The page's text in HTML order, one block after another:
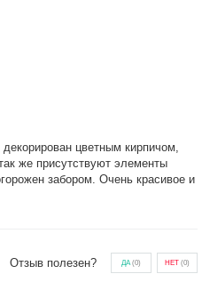
цветным кирпичом,
же присутствуют элементы
забором. Очень красивое и
Отзыв полезен? ДА(0) НЕТ (0)